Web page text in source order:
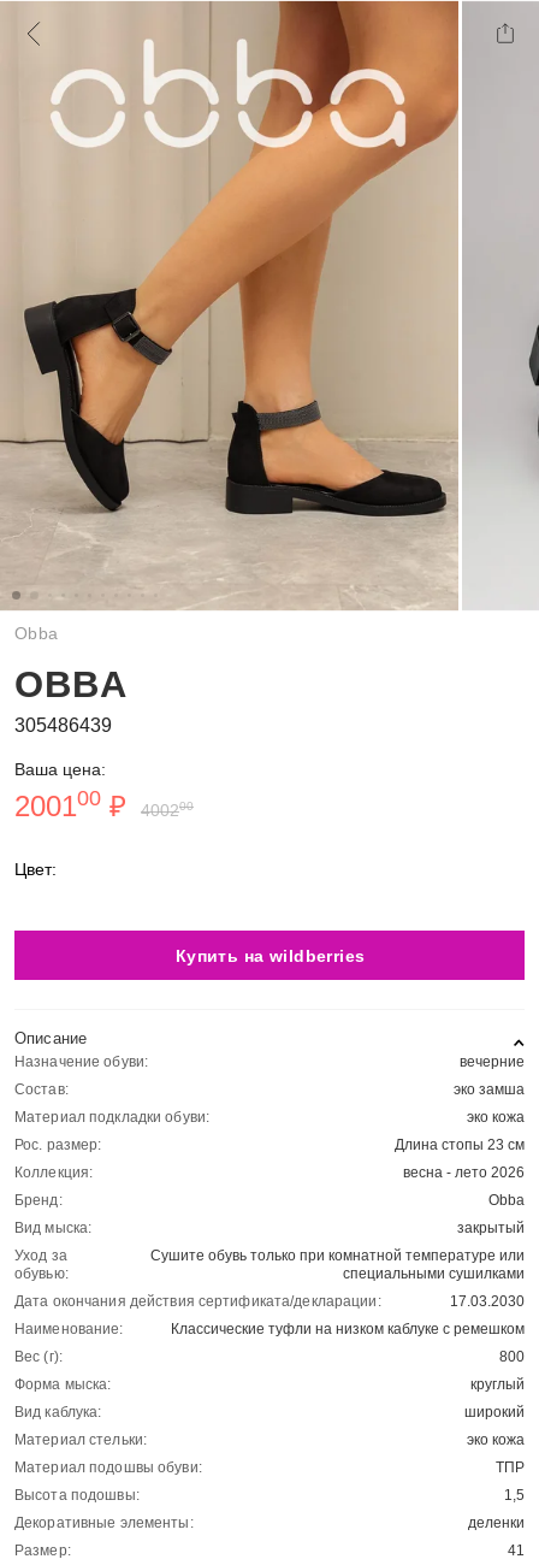
Obba
OBBA
305486439
Ваша цена:
200100 ₽ 400200
Цвет:
Купить на wildberries
Описание
Назначение обуви:
вечерние
Состав:
эко замша
Материал подкладки обуви:
эко кожа
Рос. размер:
Длина стопы 23 см
Коллекция:
весна - лето 2026
Бренд:
Obba
Вид мыска:
закрытый
Уход за
обувью:
Сушите обувь только при комнатной температуре или
специальными сушилками
Дата окончания действия сертификата/декларации:
17.03.2030
Наименование:
Классические туфли на низком каблуке с ремешком
Вес (г):
800
Форма мыска:
круглый
Вид каблука:
широкий
Материал стельки:
эко кожа
Материал подошвы обуви:
ТПР
Высота подошвы:
1,5
Декоративные элементы:
деленки
Размер:
41